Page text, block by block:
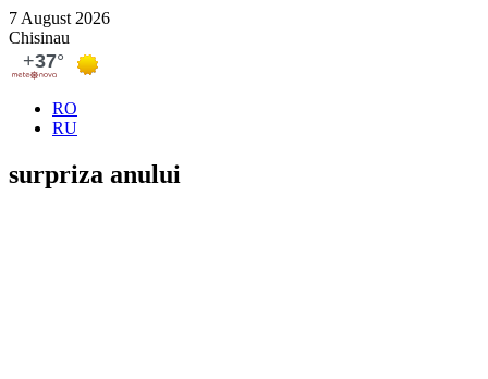
7 August 2026
Chisinau
RO
RU
surpriza anului